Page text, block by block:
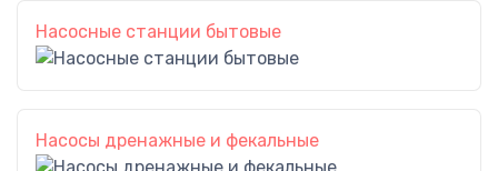
Насосные станции бытовые
Насосы дренажные и фекальные